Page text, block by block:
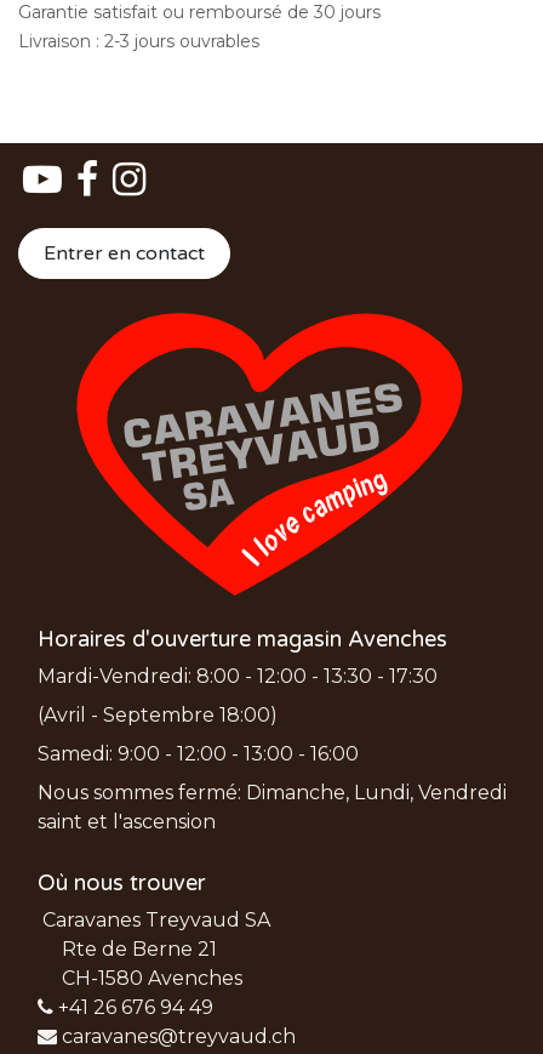
Garantie satisfait ou remboursé de 30 jours
Livraison : 2-3 jours ouvrables
Entrer en contact
Horaires d'ouverture magasin Avenches
Mardi-Vendredi: 8:00 - 12:00 - 13:30 - 17:30
(Avril - Septembre 18:00)
Samedi: 9:00 - 12:00 - 13:00 - 16:00
Nous sommes fermé: Dimanche, Lundi, Vendredi
saint et l'ascension
Où nous trouver
Caravanes Treyvaud SA
Rte de Berne 21
CH-1580 Avenches
+41 26 676 94 49
caravanes@treyvaud.ch